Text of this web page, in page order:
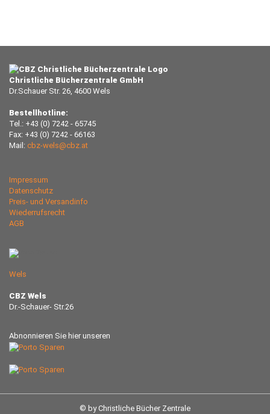
Christliche Bücherzentrale GmbH
Dr.Schauer Str. 26, 4600 Wels
Bestellhotline:
Tel.: +43 (0) 7242 - 65745
Fax: +43 (0) 7242 - 66163
Mail: cbz-wels@cbz.at
Impressum
Datenschutz
Preis- und Versandinfo
Wiederrufsrecht
AGB
Wels
CBZ Wels
Dr.-Schauer- Str.26
Abnonnieren Sie hier unseren
© by Christliche Bücher Zentrale